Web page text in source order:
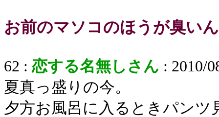
お前のマソコのほうが臭い
62 : 恋する名無しさん : 2010/
夏真っ盛りの今。
夕方お風呂に入るときパン